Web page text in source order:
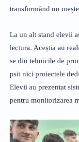
transformând un
La un alt stand elevii
lectura. Aceștia au
se din tehnicile de
psit nici proiectele
Elevii au prezentat
pentru monitorizarea